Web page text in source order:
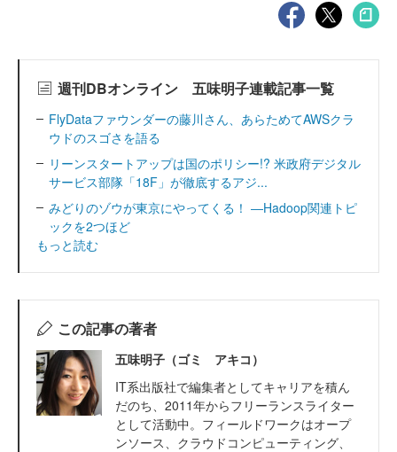
週刊DBオンライン 五味明子連載記事一覧
FlyDataファウンダーの藤川さん、あらためてAWSクラ
ウドのスゴさを語る
リーンスタートアップは国のポリシー!? 米政府デジタル
サービス部隊「18F」が徹底するアジ...
みどりのゾウが東京にやってくる！ ―Hadoop関連トピ
ックを2つほど
もっと読む
この記事の著者
五味明子（ゴミ アキコ）
IT系出版社で編集者としてキャリアを積ん
だのち、2011年からフリーランスライター
として活動中。フィールドワークはオープ
ンソース、クラウドコンピューティング、